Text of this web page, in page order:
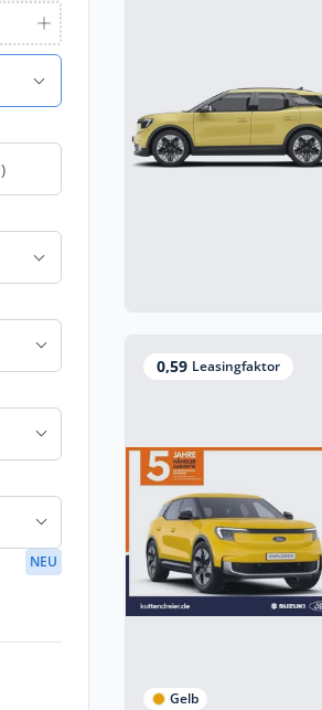
NEU
0,59 Leasingfaktor
Gelb